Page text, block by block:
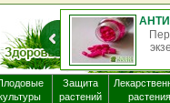
АНТИГИСТАМИННЫЕ ПРЕПАРАТЫ ПОЧТИ НЕ ПОМОГАЮТ ПРИ ЭКЗЕМЕ И МОГУТ ВЫЗЫВАТЬ ПОБОЧНЫЕ ЭФФЕКТЫ
с
Бол...
Защита
растений
растения